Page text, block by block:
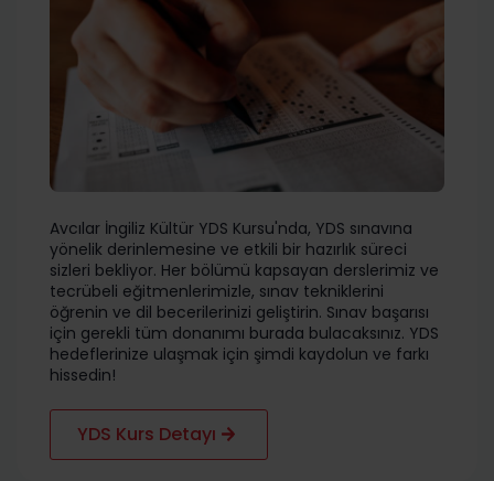
Avcılar İngiliz Kültür YDS Kursu'nda, YDS sınavına
yönelik derinlemesine ve etkili bir hazırlık süreci
sizleri bekliyor. Her bölümü kapsayan derslerimiz ve
tecrübeli eğitmenlerimizle, sınav tekniklerini
öğrenin ve dil becerilerinizi geliştirin. Sınav başarısı
için gerekli tüm donanımı burada bulacaksınız. YDS
hedeflerinize ulaşmak için şimdi kaydolun ve farkı
hissedin!
YDS Kurs Detayı